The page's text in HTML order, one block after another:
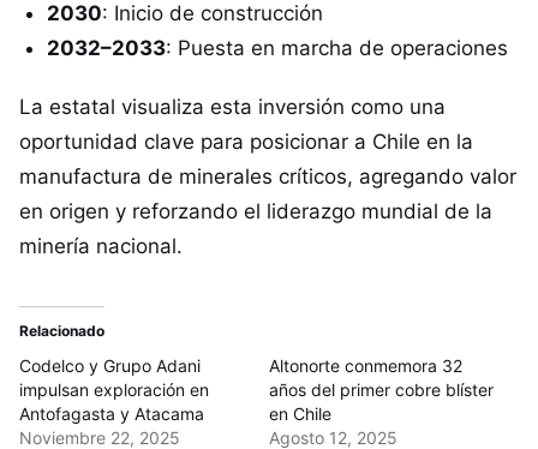
2030: Inicio de construcción
2032–2033: Puesta en marcha de operaciones
La estatal visualiza esta inversión como una
oportunidad clave para posicionar a Chile en la
manufactura de minerales críticos, agregando valor
en origen y reforzando el liderazgo mundial de la
minería nacional.
Relacionado
Codelco y Grupo Adani
impulsan exploración en
Antofagasta y Atacama
Noviembre 22, 2025
Altonorte conmemora 32
años del primer cobre blíster
en Chile
Agosto 12, 2025